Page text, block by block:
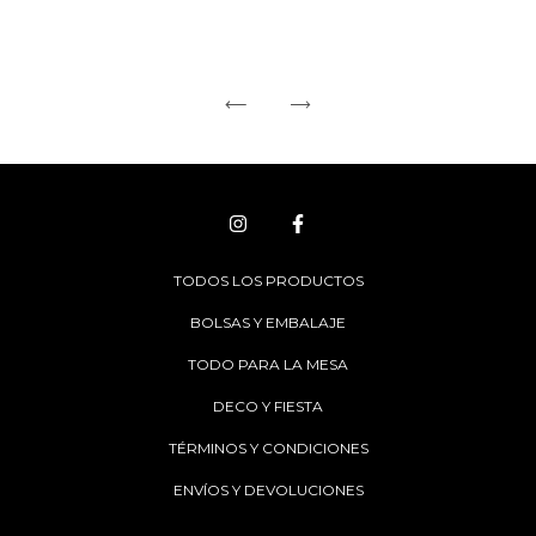
TODOS LOS PRODUCTOS
BOLSAS Y EMBALAJE
TODO PARA LA MESA
DECO Y FIESTA
TÉRMINOS Y CONDICIONES
ENVÍOS Y DEVOLUCIONES